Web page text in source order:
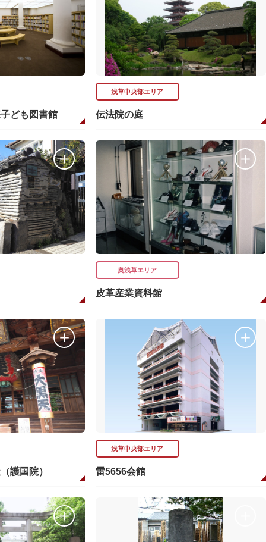
ども図書館
浅草中央部エリア
伝法院の庭
奥浅草エリア
皮革産業資料館
護国院）
浅草中央部エリア
雷5656会館